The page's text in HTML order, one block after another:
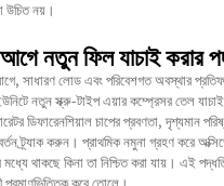
উচিত নয়।
নতুন ফিল যাচাই করার
সাধারণ লোড এবং পরিবেশগত অবস্থার
নতুন স্ক্রু-টাইপ এয়ার কম্প্রেসর তেল
ডিফারেনশিয়াল চাপের প্রবণতা, দৃশ্যমান
ট্র্যাক করুন। প্রাথমিক নমুনা গ্রহণ করে
থাকছে কিনা তা নিশ্চিত করা যায়। এই